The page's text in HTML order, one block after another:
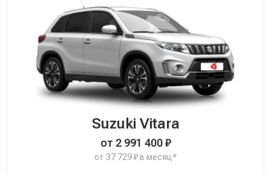
Suzuki Vitara
от 2 991 400 ₽
от 37 729 ₽ в месяц*